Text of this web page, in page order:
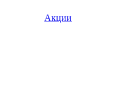
Акции